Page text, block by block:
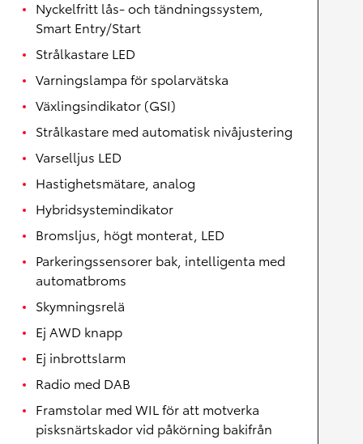
Nyckelfritt lås- och tändningssystem,
Smart Entry/Start
Strålkastare LED
Varningslampa för spolarvätska
Växlingsindikator (GSI)
Strålkastare med automatisk nivåjustering
Varselljus LED
Hastighetsmätare, analog
Hybridsystemindikator
Bromsljus, högt monterat, LED
Parkeringssensorer bak, intelligenta med
automatbroms
Skymningsrelä
Ej AWD knapp
Ej inbrottslarm
Radio med DAB
Framstolar med WIL för att motverka
pisksnärtskador vid påkörning bakifrån